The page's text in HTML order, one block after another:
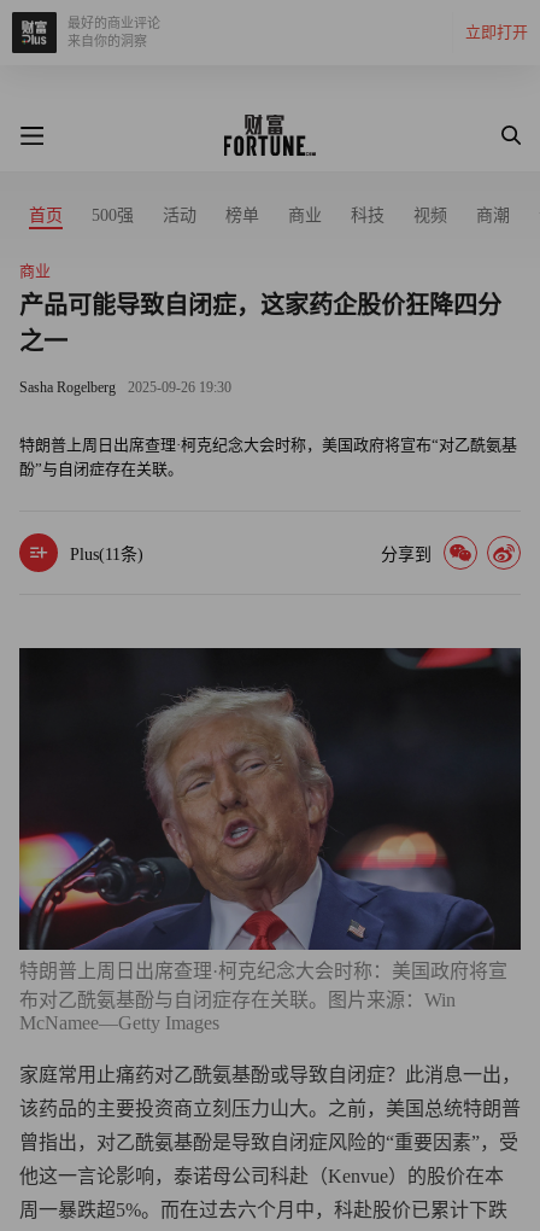
立即打开
最好的商业评论
来自你的洞察
首页 500强 活动 榜单 商业 科技 视频 商潮
商业
产品可能导致自闭症，这家药企股价狂降四分
之一
Sasha Rogelberg 2025-09-26 19:30
特朗普上周日出席查理·柯克纪念大会时称，美国政府将宣布“对乙酰氨基
酚”与自闭症存在关联。
Plus(11条) 分享到
特朗普上周日出席查理·柯克纪念大会时称：美国政府将宣
布对乙酰氨基酚与自闭症存在关联。图片来源：Win
McNamee—Getty Images
家庭常用止痛药对乙酰氨基酚或导致自闭症？此消息一出，
该药品的主要投资商立刻压力山大。之前，美国总统特朗普
曾指出，对乙酰氨基酚是导致自闭症风险的“重要因素”，受
他这一言论影响，泰诺母公司科赴（Kenvue）的股价在本
周一暴跌超5%。而在过去六个月中，科赴股价已累计下跌